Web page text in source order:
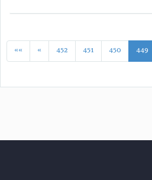
449
450
451
452
»
»»